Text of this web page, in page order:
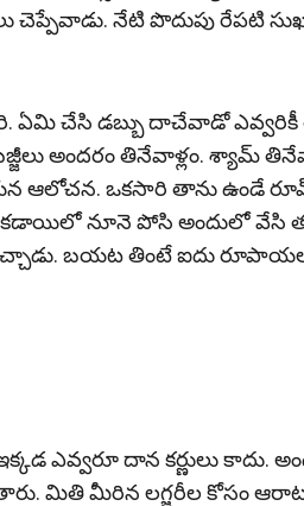
నేటి పొదుపు రేపటి
ఏమి చేసి డ‌బ్బు దాచేవాడో
అందరం తినేవాళ్లం. శ్యామ్
ఆలోచన. ఒకసారి తాను ఉండే
కడాయిలో నూనె పోసి అందులో వేసి
బయట తింటే ఐదు
ఎవ్వరూ దాన కర్ణులు
మితి మీరిన లగ్జరీల కోసం